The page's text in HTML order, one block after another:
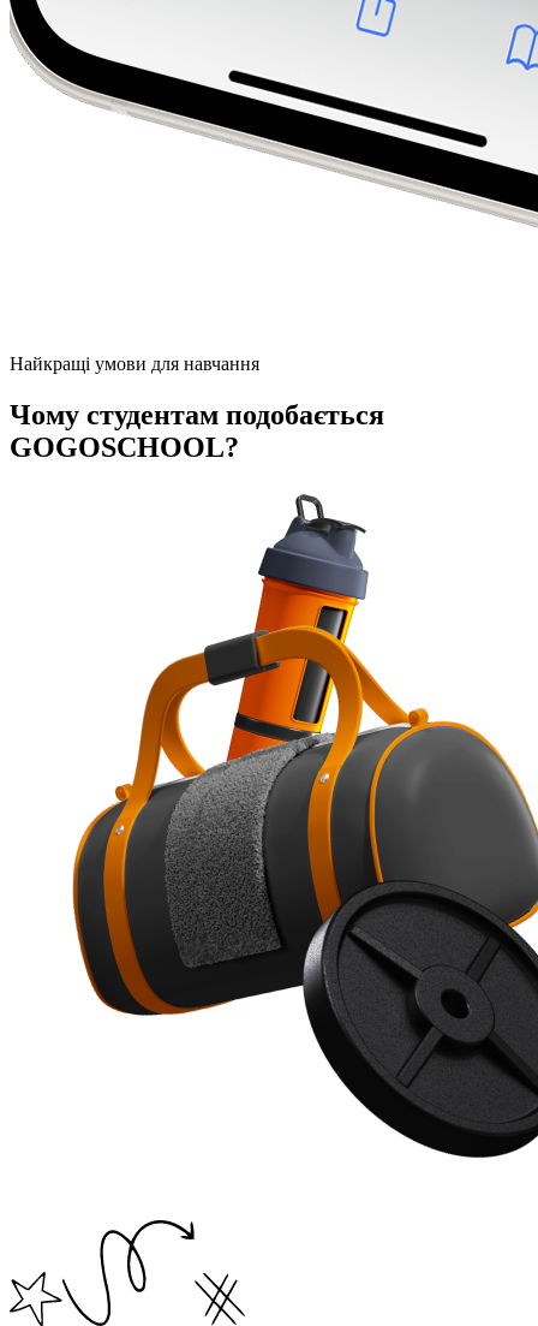
Найкращі умови для навчання
Чому студентам подобається
GOGOSCHOOL?